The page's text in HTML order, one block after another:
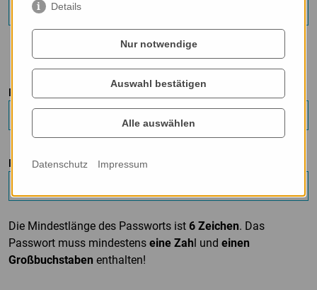
PASSWORT:*
PASSWORT BESTÄTIGEN:*
Die Mindestlänge des Passworts ist 6 Zeichen. Das
Passwort muss mindestens eine Zahl und einen
Großbuchstaben enthalten!
Details
Nur notwendige
Auswahl bestätigen
Alle auswählen
Datenschutz Impressum